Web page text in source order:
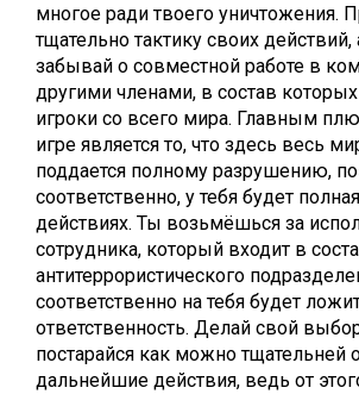
многое ради твоего уничтожения.
тщательно тактику своих
забывай о совместной работе в
другими членами, в состав
игроки со всего мира. Главным
игре является то, что здесь весь
поддается полному разрушению,
соответственно, у тебя будет
действиях. Ты возьмёшься за
сотрудника, который входит в
антитеррористического
соответственно на тебя будет
ответственность. Делай свой
постарайся как можно тщательней
дальнейшие действия, ведь от